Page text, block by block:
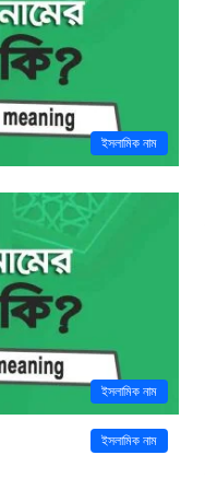
ইসলামিক নাম
ইসলামিক নাম
ইসলামিক নাম